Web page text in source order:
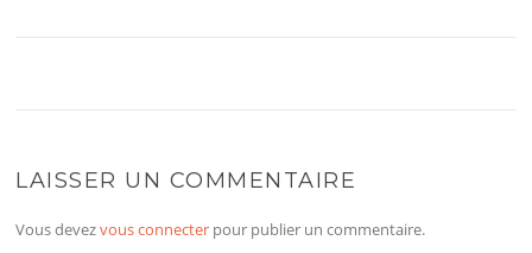
LAISSER UN COMMENTAIRE
Vous devezvous connecter pour publier un commentaire.